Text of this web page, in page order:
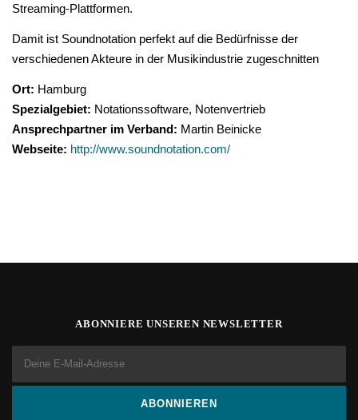
Streaming-Plattformen.
Damit ist Soundnotation perfekt auf die Bedürfnisse der
verschiedenen Akteure in der Musikindustrie zugeschnitten
Ort: Hamburg
Spezialgebiet: Notationssoftware, Notenvertrieb
Ansprechpartner im Verband: Martin Beinicke
Webseite: http://www.soundnotation.com/
ABONNIERE UNSEREN NEWSLETTER